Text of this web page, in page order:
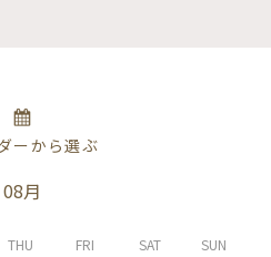
ーから選ぶ
08月
THU FRI SAT SUN